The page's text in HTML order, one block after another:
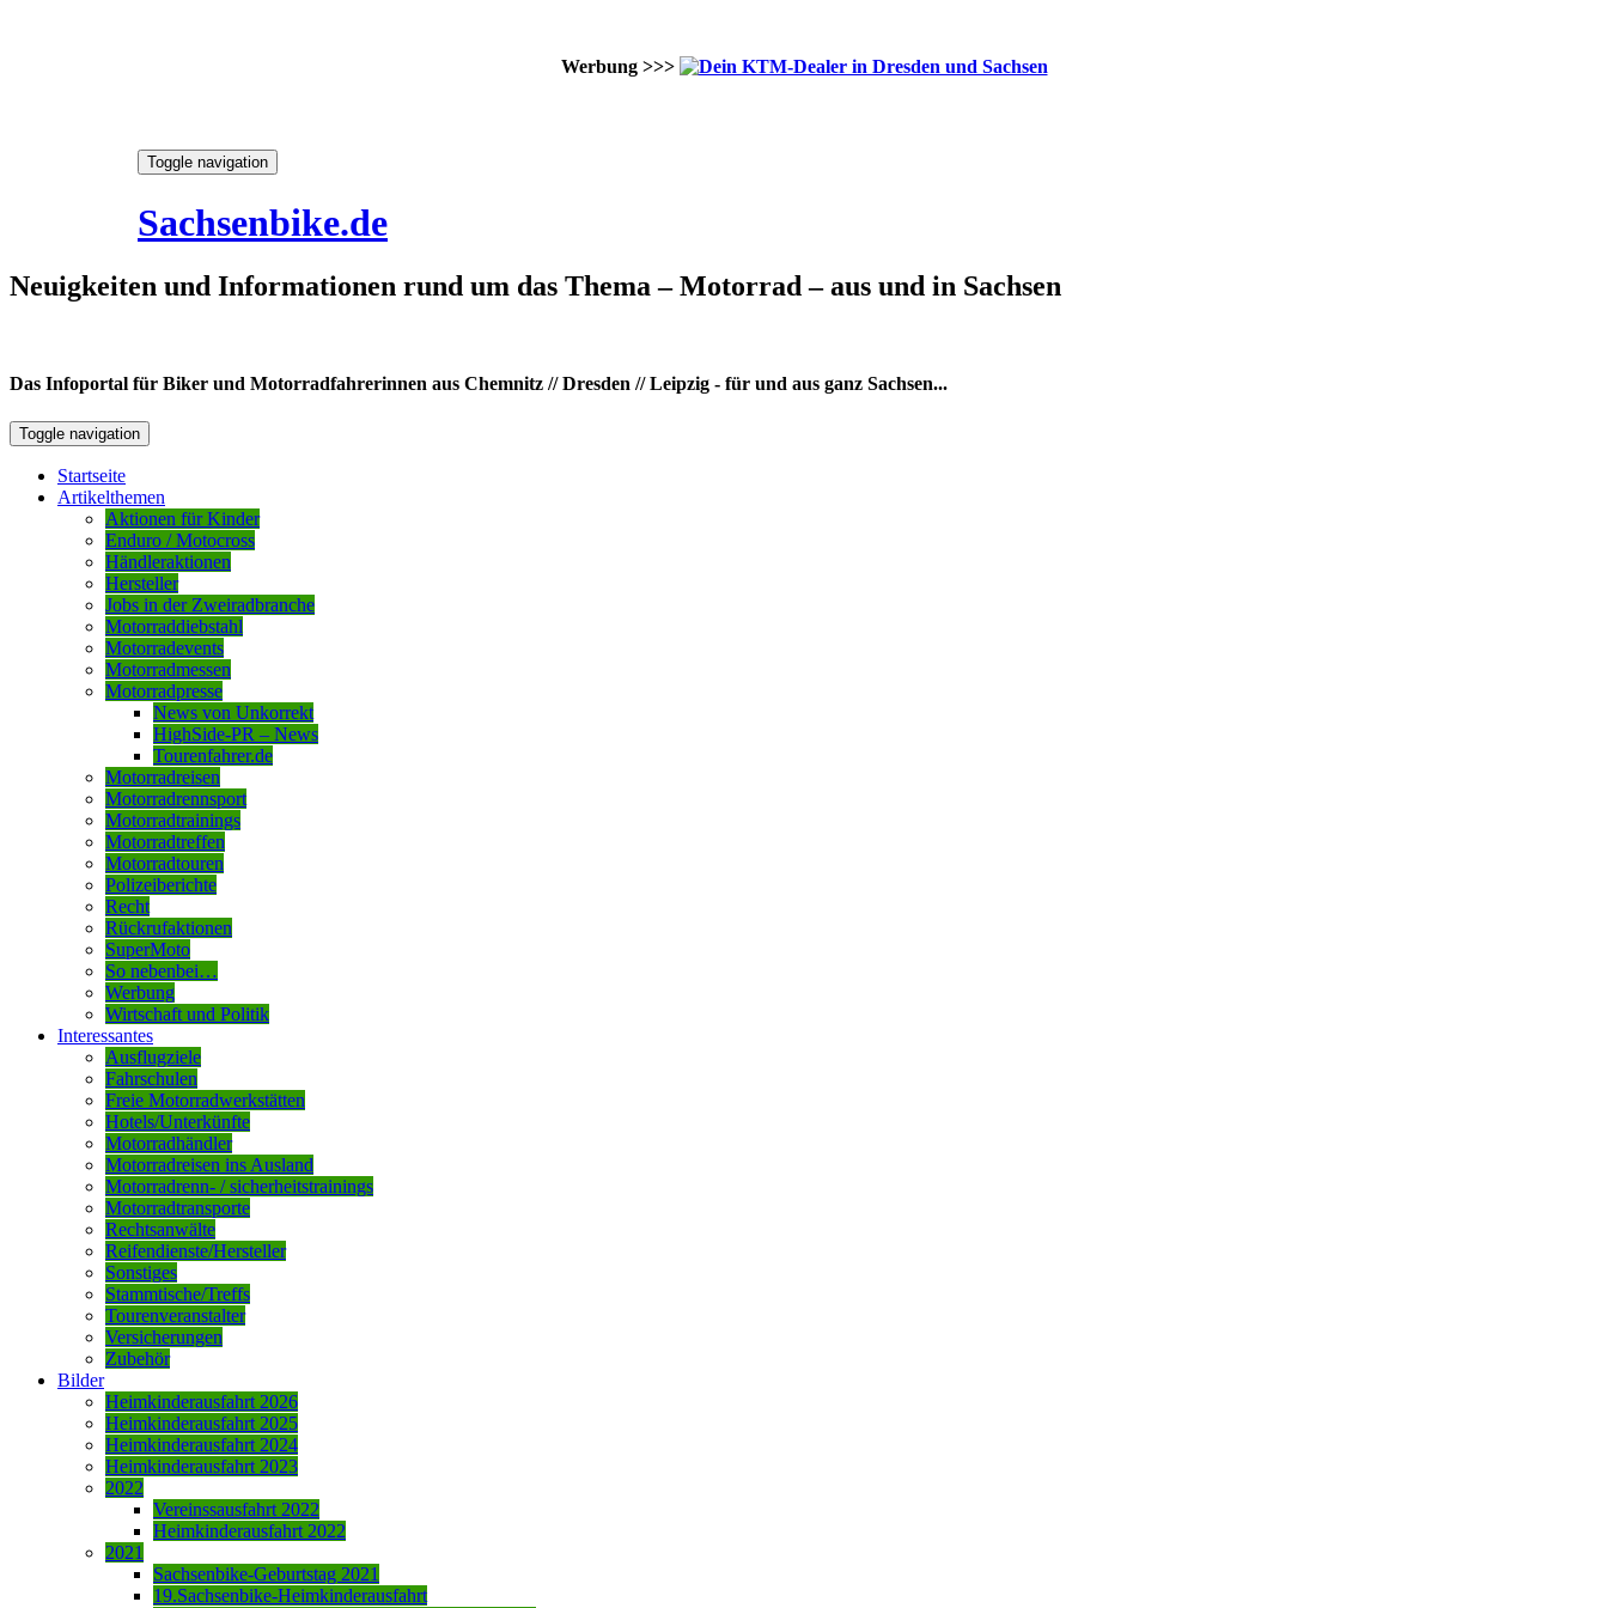
Werbung >>>
Toggle navigation
Sachsenbike.de
Neuigkeiten und Informationen rund um das Thema – Motorrad – aus und in Sachsen
Das Infoportal für Biker und Motorradfahrerinnen aus Chemnitz // Dresden // Leipzig - für und aus ganz Sachsen...
Toggle navigation
Startseite
Artikelthemen
Aktionen für Kinder
Enduro / Motocross
Händleraktionen
Hersteller
Jobs in der Zweiradbranche
Motorraddiebstahl
Motorradevents
Motorradmessen
Motorradpresse
News von Unkorrekt
HighSide-PR – News
Tourenfahrer.de
Motorradreisen
Motorradrennsport
Motorradtrainings
Motorradtreffen
Motorradtouren
Polizeiberichte
Recht
Rückrufaktionen
SuperMoto
So nebenbei…
Werbung
Wirtschaft und Politik
Interessantes
Ausflugziele
Fahrschulen
Freie Motorradwerkstätten
Hotels/Unterkünfte
Motorradhändler
Motorradreisen ins Ausland
Motorradrenn- / sicherheitstrainings
Motorradtransporte
Rechtsanwälte
Reifendienste/Hersteller
Sonstiges
Stammtische/Treffs
Tourenveranstalter
Versicherungen
Zubehör
Bilder
Heimkinderausfahrt 2026
Heimkinderausfahrt 2025
Heimkinderausfahrt 2024
Heimkinderausfahrt 2023
2022
Vereinssausfahrt 2022
Heimkinderausfahrt 2022
2021
Sachsenbike-Geburtstag 2021
19.Sachsenbike-Heimkinderausfahrt